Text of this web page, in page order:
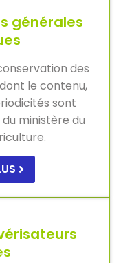
générales
des
le contenu,
sont
ministère du